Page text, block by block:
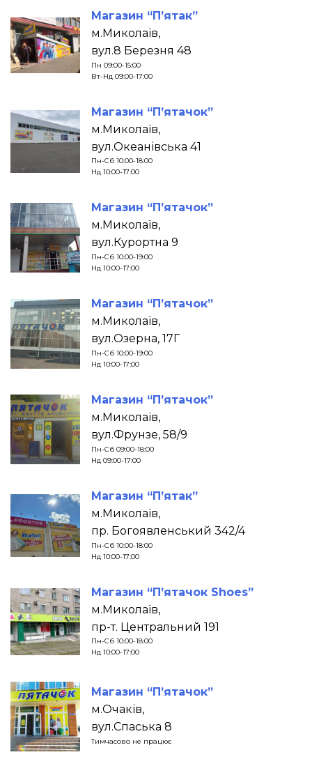
Магазин “П’ятак”
м.Миколаїв,
вул.8 Березня 48
Пн 09:00-15:00
Вт-Нд 09:00-17:00
Магазин “П’ятачок”
м.Миколаїв,
вул.Океанівська 41
Пн-Сб 10:00-18:00
Нд 10:00-17:00
Магазин “П’ятачок”
м.Миколаїв,
вул.Курортна 9
Пн-Сб 10:00-19:00
Нд 10:00-17:00
Магазин “П’ятачок”
м.Миколаїв,
вул.Озерна, 17Г
Пн-Сб 10:00-19:00
Нд 10:00-17:00
Магазин “П’ятачок”
м.Миколаїв,
вул.Фрунзе, 58/9
Пн-Сб 09:00-18:00
Нд 09:00-17:00
Магазин “П’ятак”
м.Миколаїв,
пр. Богоявленський 342/4
Пн-Сб 10:00-18:00
Нд 10:00-17:00
Магазин “П’ятачок Shoes”
м.Миколаїв,
пр-т. Центральний 191
Пн-Сб 10:00-18:00
Нд 10:00-17:00
Магазин “П’ятачок”
м.Очаків,
вул.Спаська 8
Тимчасово не працює